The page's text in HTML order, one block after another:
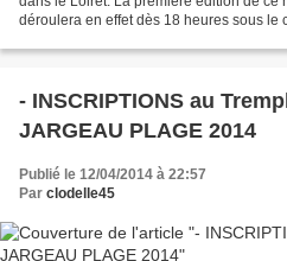
déroulera en effet dès 18 heures sous le
- INSCRIPTIONS au
JARGEAU PLAGE 2014
Publié le 12/04/2014 à 22:57
Par clodelle45